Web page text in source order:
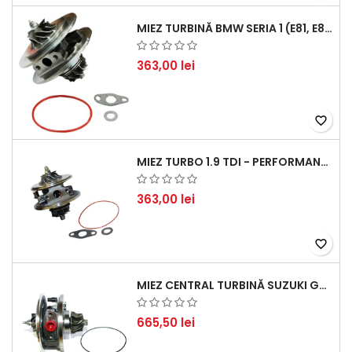
MIEZ TURBINĂ BMW SERIA 1 (E81, E87) 120 D - CREȘTEȚI PERFORMANȚA ȘI RĂSPUNSUL MOTORULUI
363,00 lei
favorite_border
MIEZ TURBO 1.9 TDI - PERFORMANȚĂ FIABILĂ PENTRU AUDI, SEAT, SKODA ȘI VW
363,00 lei
favorite_border
MIEZ CENTRAL TURBINĂ SUZUKI GRAND ESCUDO II 1.9 DDIS TRACȚIUNE INTEGRALĂ - MOTORIZARE 1.9L, 95 KW (129 CP)
665,50 lei